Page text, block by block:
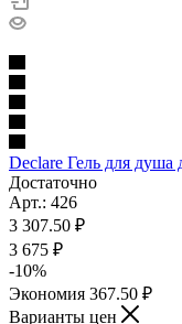
Declare Гель для
Достаточно
Арт.: 426
3 307.50 ₽
3 675 ₽
-10%
Экономия 367.50 ₽
Варианты цен